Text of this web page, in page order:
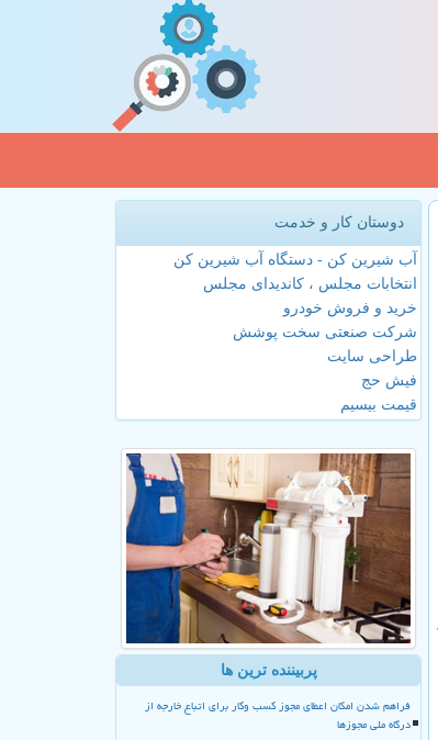
دوستان کار و خدمت
آب شیرین کن - دستگاه آب شیرین کن
انتخابات مجلس ، کاندیدای مجلس
خرید و فروش خودرو
شرکت صنعتی سخت پوشش
طراحی سایت
فیش حج
قیمت بیسیم
پربیننده ترین ها
فراهم شدن امکان اعطای مجوز کسب وکار برای اتباع خارجه از
درگاه ملی مجوزها